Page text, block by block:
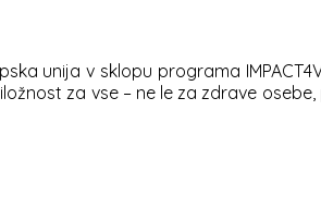
unija v sklopu programa
za vse – ne le za zdrave